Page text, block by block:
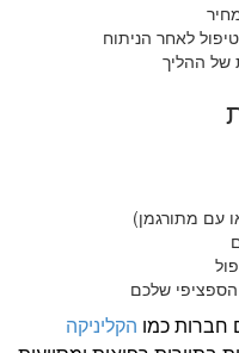
לאחר הניתוח
של ההליך
עם מתורגמן)
שלכם
חברות כמו הקליניקה